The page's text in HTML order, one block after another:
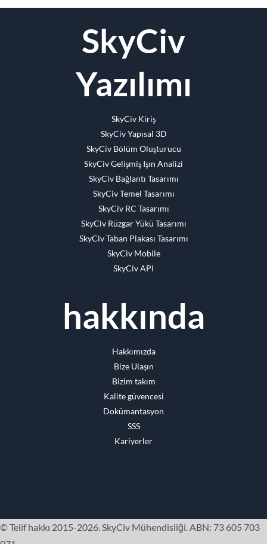
posta
SkyCiv
Yazılımı
SkyCiv Kiriş
SkyCiv Yapısal 3D
SkyCiv Bölüm Oluşturucu
SkyCiv Gelişmiş Işın Analizi
SkyCiv Bağlantı Tasarımı
SkyCiv Temel Tasarımı
SkyCiv RC Tasarımı
SkyCiv Rüzgar Yükü Tasarımı
SkyCiv Taban Plakası Tasarımı
SkyCiv Mobile
SkyCiv API
hakkında
Hakkımızda
Bize Ulaşın
Bizim takım
Kalite güvencesi
Dokümantasyon
SSS
Kariyerler
© Telif hakkı 2015-2026. SkyCiv Mühendisliği. ABN: 73 605 703